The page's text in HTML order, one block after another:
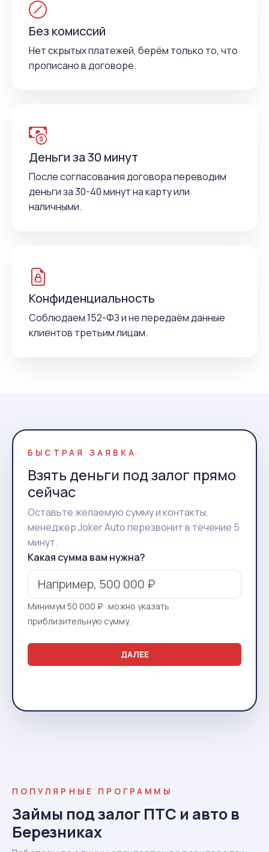
Без комиссий
Нет скрытых платежей, берём только то, что
прописано в договоре.
Деньги за 30 минут
После согласования договора переводим
деньги за 30-40 минут на карту или
наличными.
Конфиденциальность
Соблюдаем 152-ФЗ и не передаём данные
клиентов третьим лицам.
БЫСТРАЯ ЗАЯВКА
Взять деньги под залог прямо
сейчас
Оставьте желаемую сумму и контакты,
менеджер Joker Auto перезвонит в течение 5
минут.
Какая сумма вам нужна?
Минимум 50 000 ₽ · можно указать
приблизительную сумму.
ДАЛЕЕ
ПОПУЛЯРНЫЕ ПРОГРАММЫ
Займы под залог ПТС и авто в
Березниках